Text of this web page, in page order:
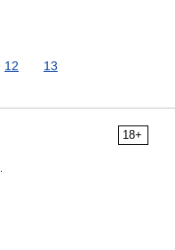
12 13
18+